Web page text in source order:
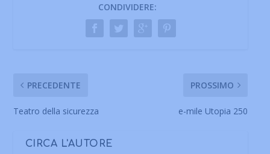
CONDIVIDERE:
PRECEDENTE
Teatro della sicurezza
PROSSIMO
e-mile Utopia 250
CIRCA L'AUTORE